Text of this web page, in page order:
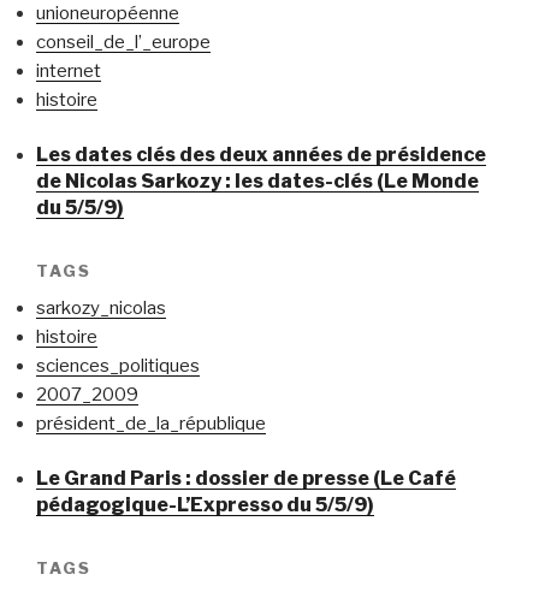
unioneuropéenne
conseil_de_l’_europe
internet
histoire
Les dates clés des deux années de présidence
de Nicolas Sarkozy : les dates-clés (Le Monde
du 5/5/9)
TAGS
sarkozy_nicolas
histoire
sciences_politiques
2007_2009
président_de_la_république
Le Grand Paris : dossier de presse (Le Café
pédagogique-L’Expresso du 5/5/9)
TAGS